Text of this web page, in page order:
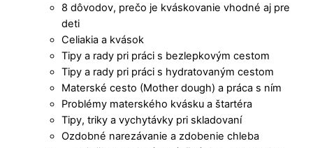
8 dôvodov, prečo je kváskovanie vhodné aj pre
deti
Celiakia a kvások
Tipy a rady pri práci s bezlepkovým cestom
Tipy a rady pri práci s hydratovaným cestom
Materské cesto (Mother dough) a práca s ním
Problémy materského kvásku a štartéra
Tipy, triky a vychytávky pri skladovaní
Ozdobné narezávanie a zdobenie chleba